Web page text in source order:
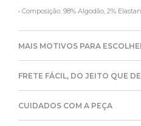
• Composição: 98% Algodão, 2%
MAIS MOTIVOS PARA
FRETE FÁCIL, DO JEITO QUE
CUIDADOS COM A PEÇA